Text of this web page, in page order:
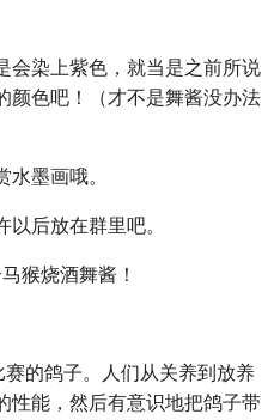
会染上紫色，就当是之前所说
颜色吧！（才不是舞酱没办法
墨画哦。
后放在群里吧。
猴烧酒舞酱！
赛的鸽子。人们从关养到放养
性能，然后有意识地把鸽子带